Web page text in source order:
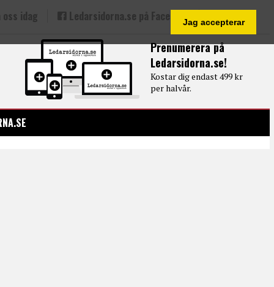
Jag accepterar
Prenumerera på
Ledarsidorna.se!
Kostar dig endast 499 kr
per halvår.
idag Ledarsidorna.se på Facebook